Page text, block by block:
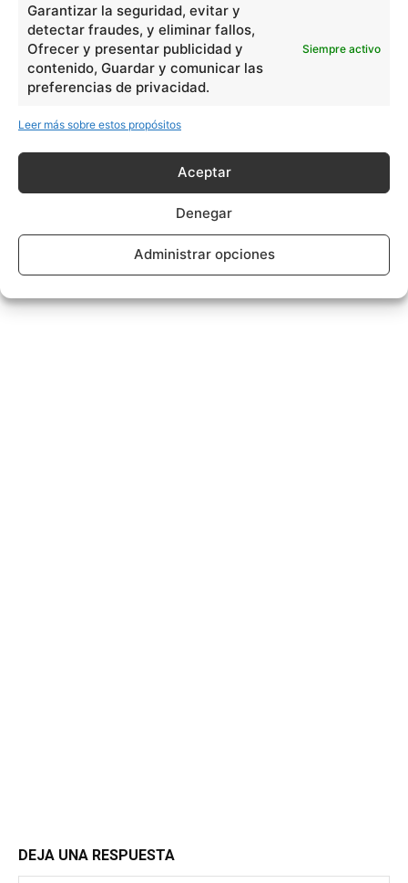
Garantizar la seguridad, evitar y
detectar fraudes, y eliminar fallos,
Ofrecer y presentar publicidad y
contenido, Guardar y comunicar las
preferencias de privacidad.
Siempre activo
Leer más sobre estos propósitos
Aceptar
Denegar
Administrar opciones
DEJA UNA RESPUESTA